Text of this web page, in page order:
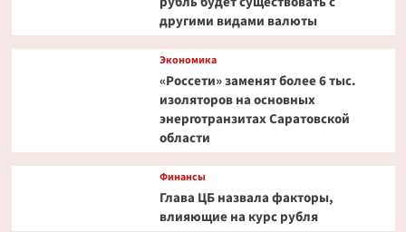
другими видами валюты
Экономика
«Россети» заменят более 6 тыс.
изоляторов на основных
энерготранзитах Саратовской
области
Финансы
Глава ЦБ назвала факторы,
влияющие на курс рубля